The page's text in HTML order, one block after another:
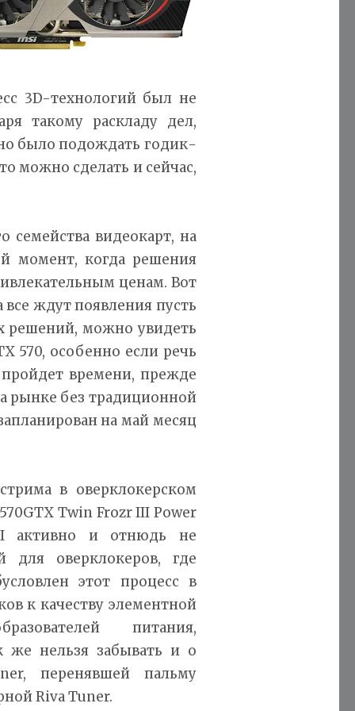
3D-технологий был не
такому раскладу дел,
было подождать годик-
можно сделать и сейчас,
семейства видеокарт, на
момент, когда решения
ценам. Вот
все ждут появления пусть
решений, можно увидеть
570, особенно если речь
времени, прежде
рынке без традиционной
на май месяц
в оверклокерском
Twin Frozr III Power
активно и отнюдь не
для оверклокеров, где
этот процесс в
к качеству элементной
питания,
же нельзя забывать и о
перенявшей пальму
Riva Tuner.